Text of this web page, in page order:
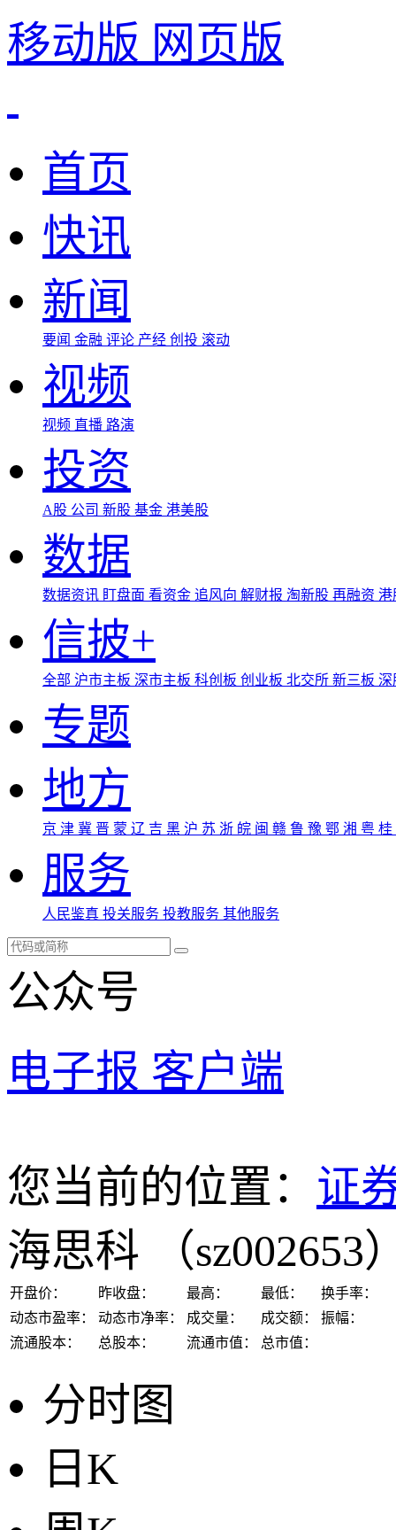
移动版 网页版
首页
快讯
新闻
要闻 金融 评论 产经 创投 滚动
视频
视频 直播 路演
投资
A股 公司 新股 基金 港美股
数据
数据资讯 盯盘面 看资金 追风向 解财报 淘新股 再融资
信披+
全部 沪市主板 深市主板 科创板 创业板 北交所 新三板
专题
地方
京 津 冀 晋 蒙 辽 吉 黑 沪 苏 浙 皖 闽 赣 鲁 豫 鄂 湘 粤 桂
服务
人民鉴真 投关服务 投教服务 其他服务
公众号
电子报 客户端
您当前的位置： 证
海思科
（sz002653
开盘价： 昨收盘： 最高： 最低：
换手率：
动态市盈率：
动态市净率： 成交量： 成交额：
振幅：
流通股本：
总股本： 流通市值： 总市值：
分时图
日K